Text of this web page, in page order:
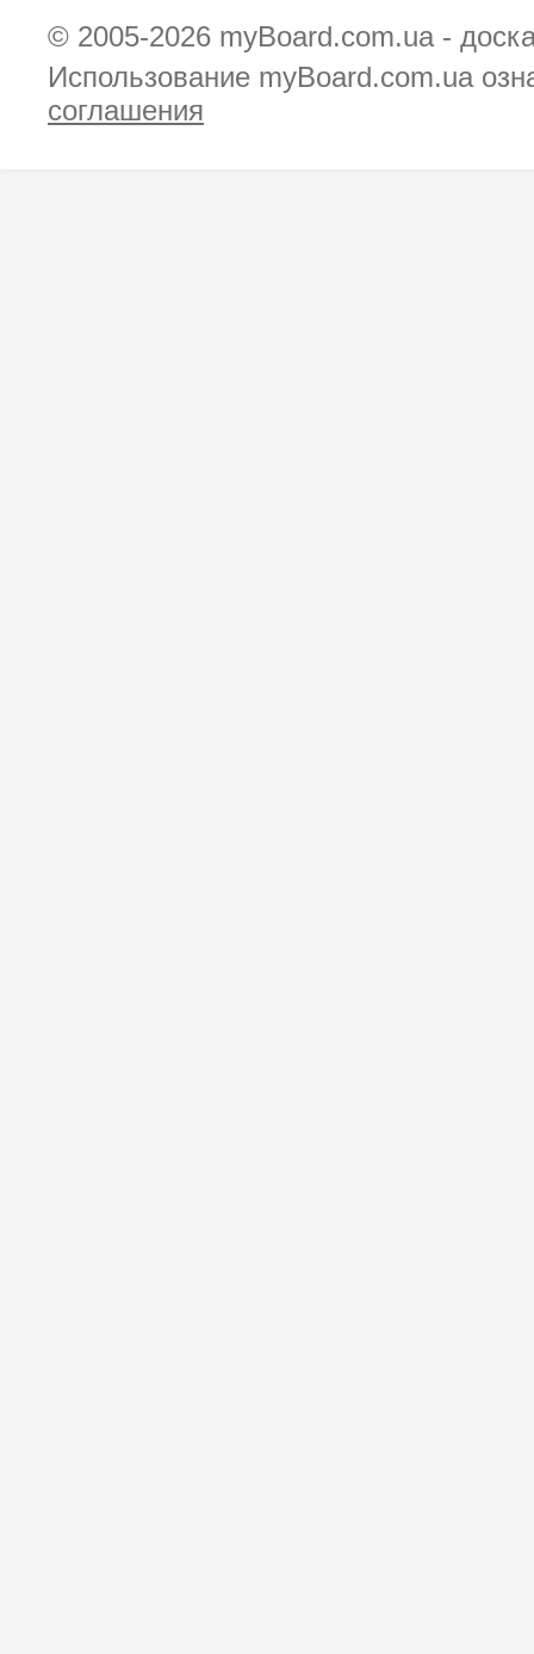
© 2005-2026 myBoard.com.ua -
Использование myBoard.com.ua
соглашения